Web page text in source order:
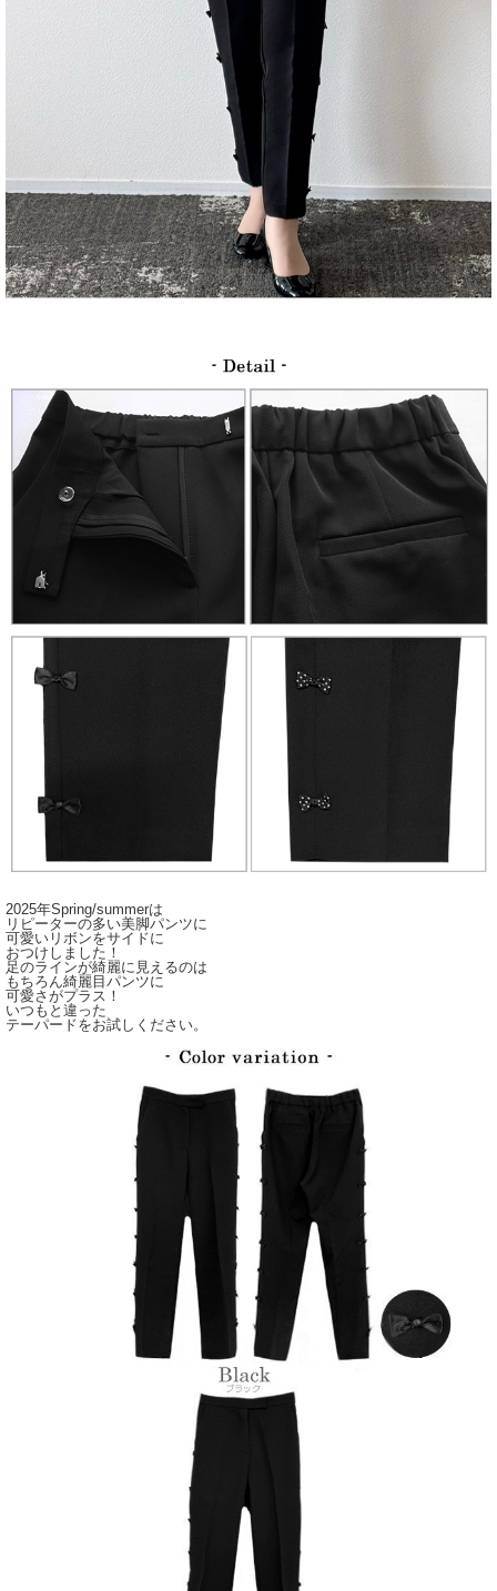
2025年Spring/summerは
リピーターの多い美脚パンツに
可愛いリボンをサイドに
おつけしました！
足のラインが綺麗に見えるのは
もちろん綺麗目パンツに
可愛さがプラス！
いつもと違った
テーパードをお試しください。